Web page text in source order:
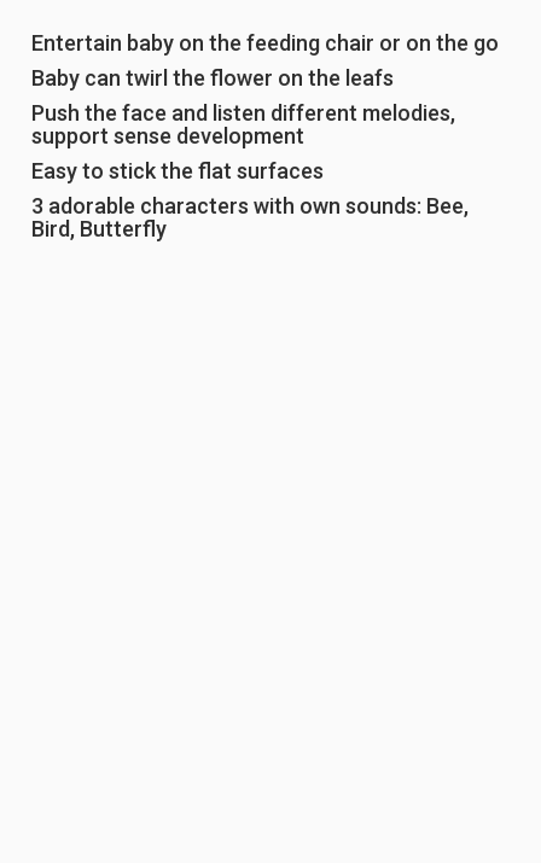
Entertain baby on the feeding chair or on the go
Baby can twirl the flower on the leafs
Push the face and listen different melodies,
support sense development
Easy to stick the flat surfaces
3 adorable characters with own sounds: Bee,
Bird, Butterfly